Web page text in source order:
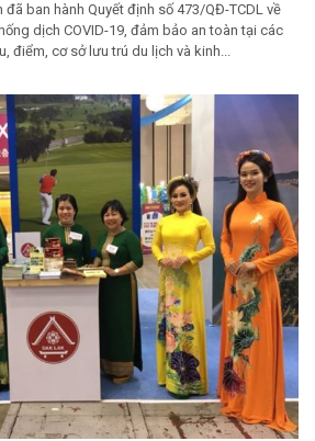
ban hành Quyết định số 473/QĐ-TCDL về
dịch COVID-19, đảm bảo an toàn tại các
điểm, cơ sở lưu trú du lịch và kinh...